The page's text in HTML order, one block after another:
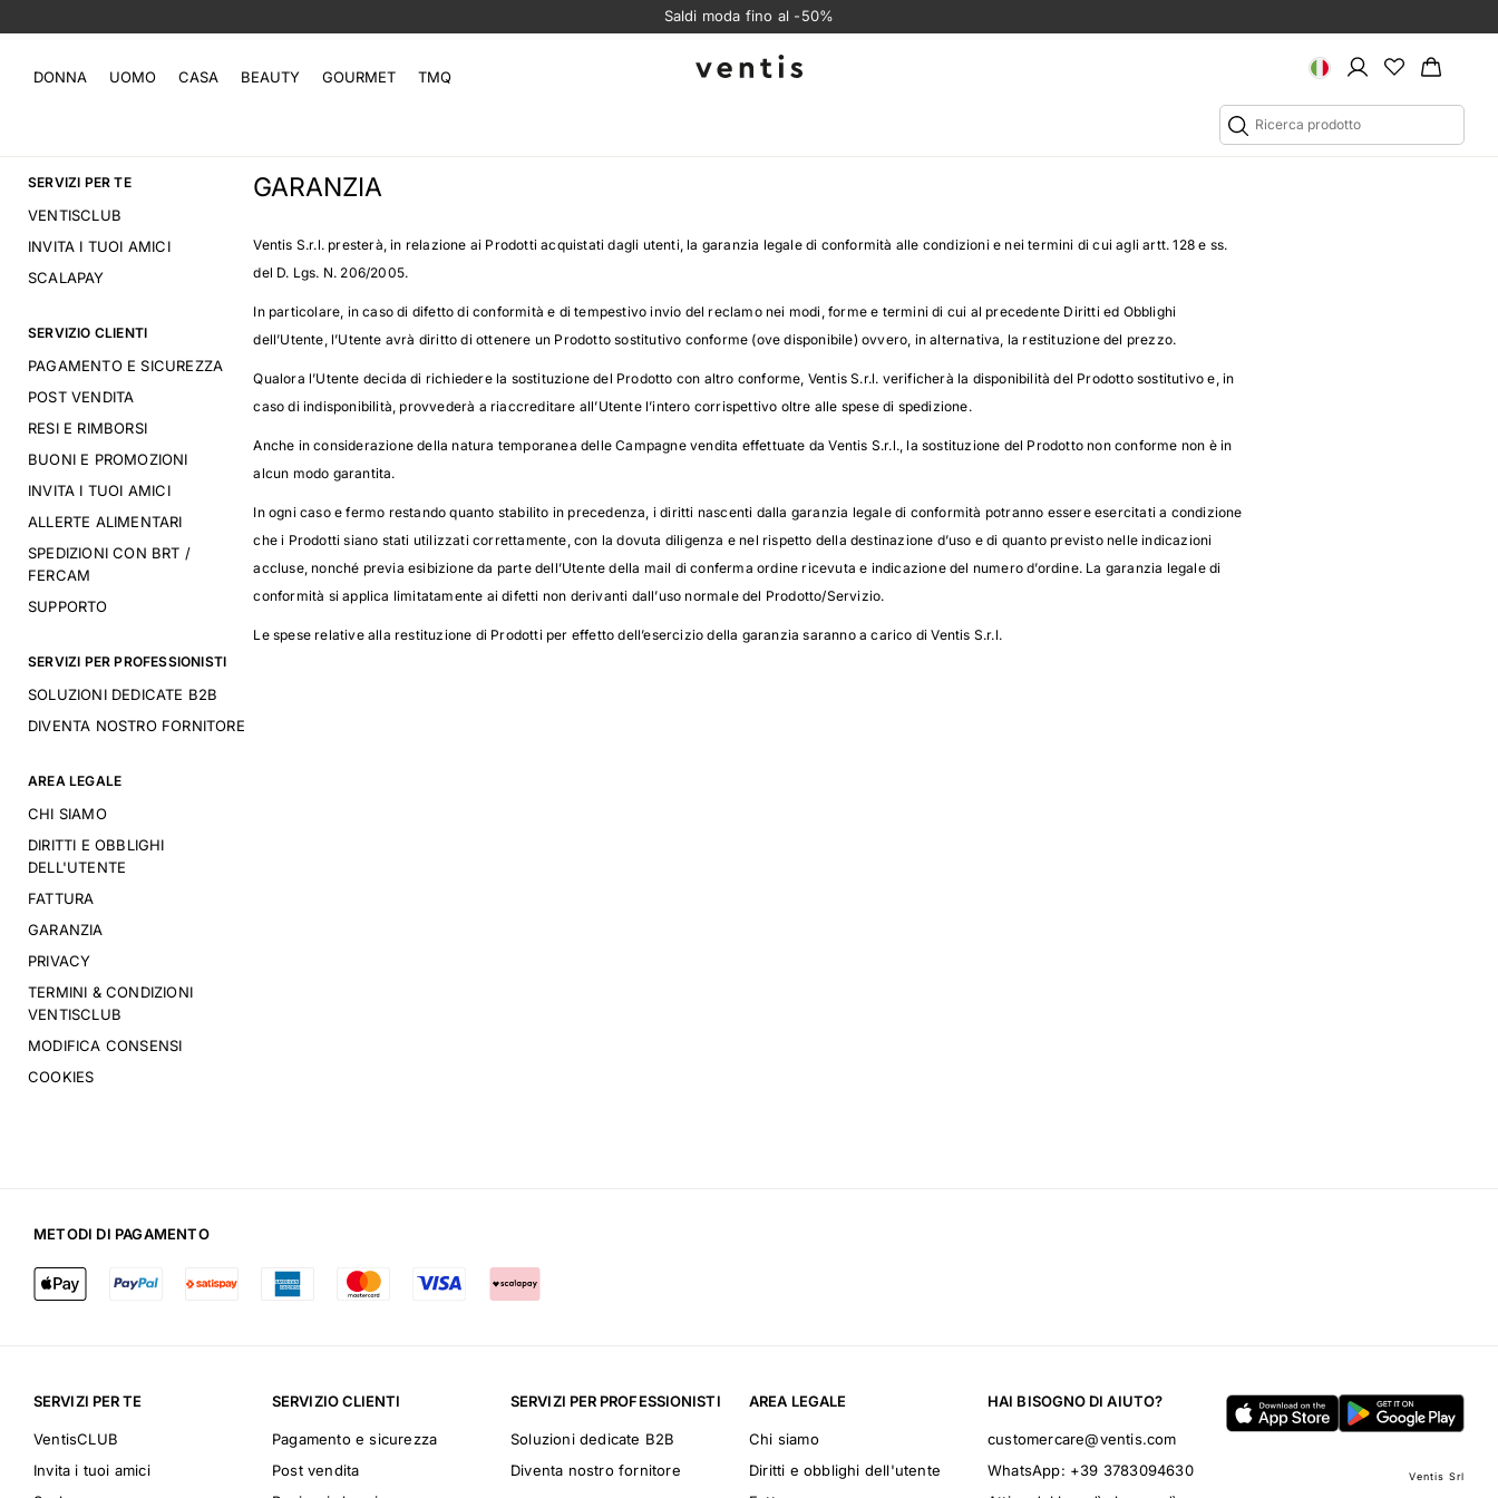
Saldi moda fino al -50%
Ventis
DONNA UOMO CASA BEAUTY GOURMET TMQ
SERVIZI PER TE
VENTISCLUB
INVITA I TUOI AMICI
SCALAPAY
SERVIZIO CLIENTI
PAGAMENTO E SICUREZZA
POST VENDITA
RESI E RIMBORSI
BUONI E PROMOZIONI
INVITA I TUOI AMICI
ALLERTE ALIMENTARI
SPEDIZIONI CON BRT /
FERCAM
SUPPORTO
SERVIZI PER PROFESSIONISTI
SOLUZIONI DEDICATE B2B
DIVENTA NOSTRO FORNITORE
AREA LEGALE
CHI SIAMO
DIRITTI E OBBLIGHI
DELL'UTENTE
FATTURA
GARANZIA
PRIVACY
TERMINI & CONDIZIONI
VENTISCLUB
MODIFICA CONSENSI
COOKIES
GARANZIA
Ventis S.r.l. presterà, in relazione ai Prodotti acquistati dagli utenti, la garanzia legale di conformità alle condizioni e nei termini di cui agli artt. 128 e ss.
del D. Lgs. N. 206/2005.
In particolare, in caso di difetto di conformità e di tempestivo invio del reclamo nei modi, forme e termini di cui al precedente Diritti ed Obblighi
dell’Utente, l’Utente avrà diritto di ottenere un Prodotto sostitutivo conforme (ove disponibile) ovvero, in alternativa, la restituzione del prezzo.
Qualora l’Utente decida di richiedere la sostituzione del Prodotto con altro conforme, Ventis S.r.l. verificherà la disponibilità del Prodotto sostitutivo e, in
caso di indisponibilità, provvederà a riaccreditare all’Utente l’intero corrispettivo oltre alle spese di spedizione.
Anche in considerazione della natura temporanea delle Campagne vendita effettuate da Ventis S.r.l., la sostituzione del Prodotto non conforme non è in
alcun modo garantita.
In ogni caso e fermo restando quanto stabilito in precedenza, i diritti nascenti dalla garanzia legale di conformità potranno essere esercitati a condizione
che i Prodotti siano stati utilizzati correttamente, con la dovuta diligenza e nel rispetto della destinazione d’uso e di quanto previsto nelle indicazioni
accluse, nonché previa esibizione da parte dell’Utente della mail di conferma ordine ricevuta e indicazione del numero d’ordine. La garanzia legale di
conformità si applica limitatamente ai difetti non derivanti dall’uso normale del Prodotto/Servizio.
Le spese relative alla restituzione di Prodotti per effetto dell’esercizio della garanzia saranno a carico di Ventis S.r.l.
METODI DI PAGAMENTO
SERVIZI PER TE
VentisCLUB
Invita i tuoi amici
SERVIZIO CLIENTI
Pagamento e sicurezza
Post vendita
SERVIZI PER PROFESSIONISTI
Soluzioni dedicate B2B
Diventa nostro fornitore
AREA LEGALE
Chi siamo
Diritti e obblighi dell'utente
HAI BISOGNO DI AIUTO?
customercare@ventis.com
WhatsApp: +39 3783094630
Ventis Srl